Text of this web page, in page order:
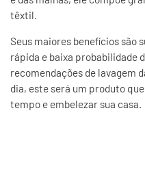
têxtil.
Seus maiores benefícios são
rápida e baixa probabilidade
recomendações de lavagem
dia, este será um produto
tempo e embelezar sua casa.